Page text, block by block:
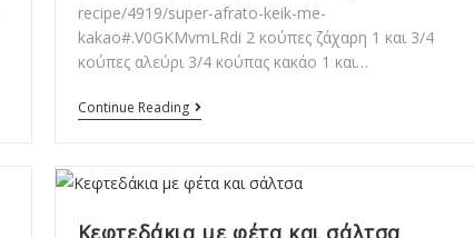
recipe/4919/super-afrato-keik-me-
kakao#.V0GKMvmLRdi 2 κούπες ζάχαρη 1 και 3/4
κούπες αλεύρι 3/4 κούπας κακάο 1 και…
Continue Reading Super
με
Κεφτεδάκια με φέτα και σάλτσα